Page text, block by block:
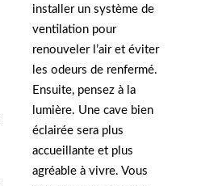
installer un système de
ventilation pour
renouveler l’air et éviter
les odeurs de renfermé.
Ensuite, pensez à la
lumière. Une cave bien
éclairée sera plus
accueillante et plus
agréable à vivre. Vous